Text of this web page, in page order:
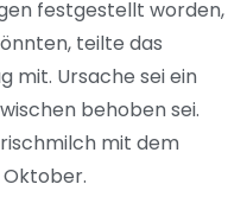
festgestellt worden,
teilte das
mit. Ursache sei ein
behoben sei.
mit dem